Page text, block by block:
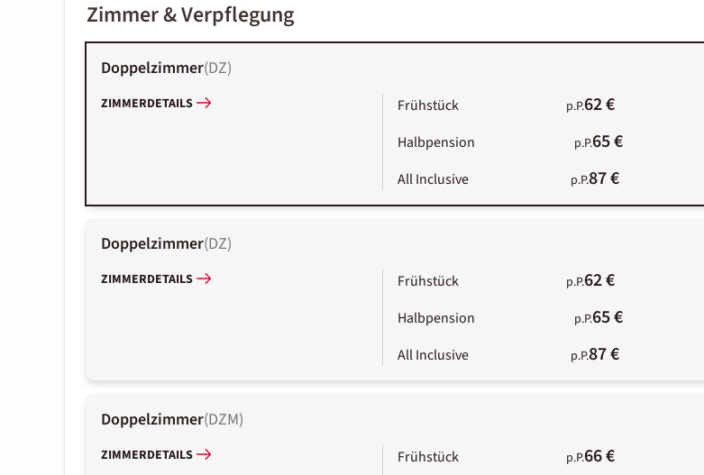
Zimmer & Verpflegung
Doppelzimmer(DZ)
ZIMMERDETAILS Frühstück p.P.62 €
Halbpension p.P.65 €
All Inclusive p.P.87 €
Doppelzimmer(DZ)
ZIMMERDETAILS Frühstück p.P.62 €
Halbpension p.P.65 €
All Inclusive p.P.87 €
Doppelzimmer(DZM)
ZIMMERDETAILS Frühstück p.P.66 €